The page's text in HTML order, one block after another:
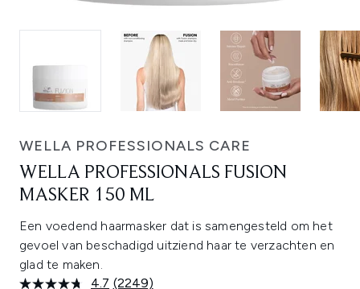
WELLA PROFESSIONALS CARE
WELLA PROFESSIONALS FUSION
MASKER 150 ML
Een voedend haarmasker dat is samengesteld om het
gevoel van beschadigd uitziend haar te verzachten en
glad te maken.
4.7 (2249)